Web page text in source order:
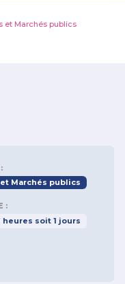
et Marchés publics
Marchés publics
:
heures soit 1 jours